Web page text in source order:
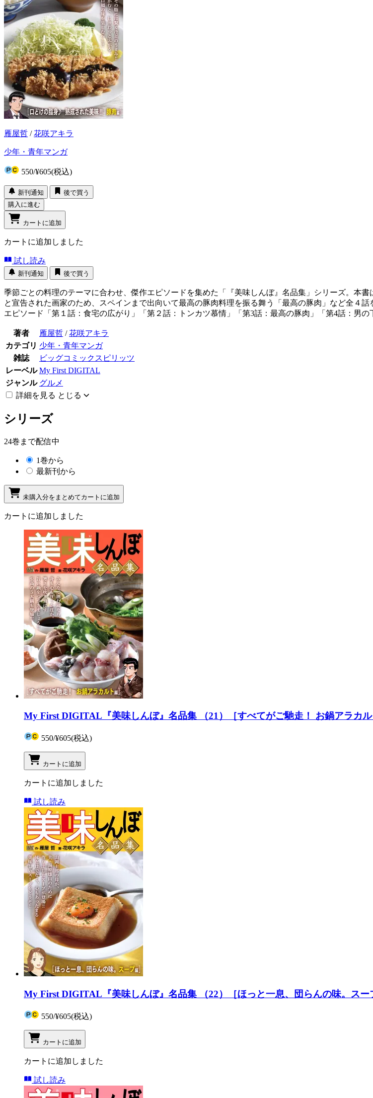
雁屋哲 /花咲アキラ
少年・青年マンガ
550/¥605(税込)
新刊通知
後で買う
購入に進む
カートに追加
カートに追加しました
試し読み
新刊通知 後で買う
季節ごとの料理のテーマに合わせ、傑作エピソードを集めた「『美味しんぼ』名品集」シリーズ。本
と宣告された画家のため、スペインまで出向いて最高の豚肉料理を振る舞う「最高の豚肉」など全
エピソード「第１話：食宅の広がり」「第２話：トンカツ慕情」「第3話：最高の豚肉」「第4話：男の
著者 雁屋哲 /花咲アキラ
カテゴリ 少年・青年マンガ
雑誌
ビッグコミックスピリッツ
レーベル My First DIGITAL
ジャンル グルメ
詳細を見る とじる
シリーズ
24巻まで配信中
1巻から
最新刊から
未購入分をまとめてカートに追加
カートに追加しました
My First DIGITAL『美味しんぼ』名品集 （21）［すべてがご馳走！ お鍋アラカ
550/¥605(税込)
カートに追加
カートに追加しました
試し読み
My First DIGITAL『美味しんぼ』名品集 （22）［ほっと一息、団らんの味。スー
550/¥605(税込)
カートに追加
カートに追加しました
試し読み